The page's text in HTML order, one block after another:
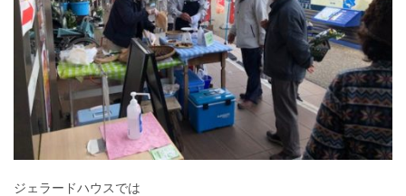
ジェラードハウスでは